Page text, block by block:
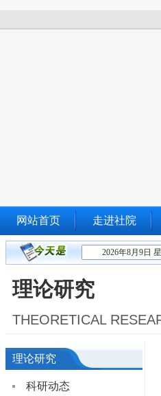
网站首页 走进社院
2026年8月9日
理论研究
THEORETICAL
理论研究
科研动态